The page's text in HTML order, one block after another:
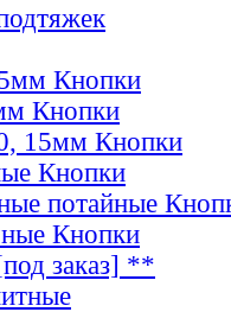
Кнопки
Кнопки
15мм Кнопки
Кнопки
потайные
Кнопки
заказ] **